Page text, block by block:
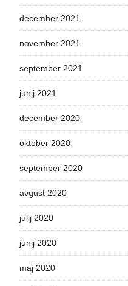
december 2021
november 2021
september 2021
junij 2021
december 2020
oktober 2020
september 2020
avgust 2020
julij 2020
junij 2020
maj 2020